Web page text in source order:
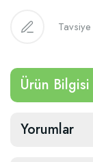
Ürün Bilgisi
Yorumlar